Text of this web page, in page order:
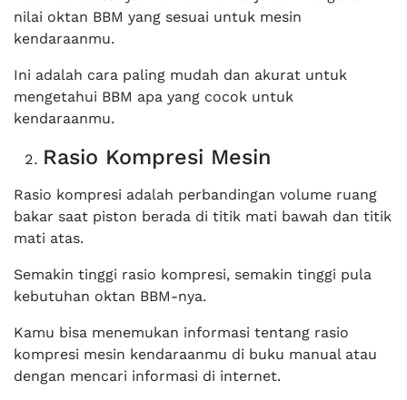
nilai oktan BBM yang sesuai untuk mesin
kendaraanmu.
Ini adalah cara paling mudah dan akurat untuk
mengetahui BBM apa yang cocok untuk
kendaraanmu.
Rasio Kompresi Mesin
Rasio kompresi adalah perbandingan volume ruang
bakar saat piston berada di titik mati bawah dan titik
mati atas.
Semakin tinggi rasio kompresi, semakin tinggi pula
kebutuhan oktan BBM-nya.
Kamu bisa menemukan informasi tentang rasio
kompresi mesin kendaraanmu di buku manual atau
dengan mencari informasi di internet.